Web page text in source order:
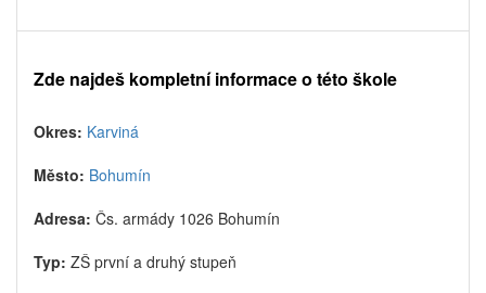
Zde najdeš kompletní informace o této škole
Okres: Karviná
Město: Bohumín
Adresa: Čs. armády 1026 Bohumín
Typ: ZŠ první a druhý stupeň